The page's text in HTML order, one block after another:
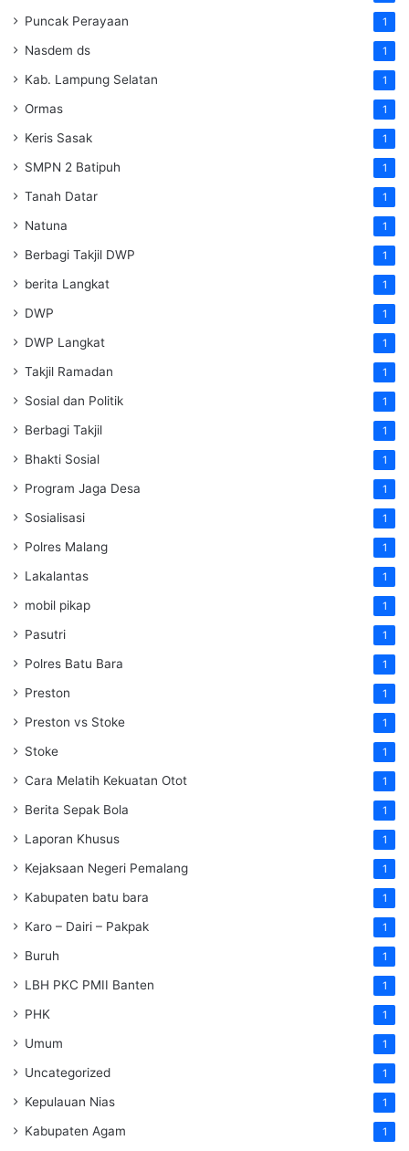
Puncak Perayaan 1
Nasdem ds 1
Kab. Lampung Selatan 1
Ormas 1
Keris Sasak 1
SMPN 2 Batipuh 1
Tanah Datar 1
Natuna 1
Berbagi Takjil DWP 1
berita Langkat 1
DWP 1
DWP Langkat 1
Takjil Ramadan 1
Sosial dan Politik 1
Berbagi Takjil 1
Bhakti Sosial 1
Program Jaga Desa 1
Sosialisasi 1
Polres Malang 1
Lakalantas 1
mobil pikap 1
Pasutri 1
Polres Batu Bara 1
Preston 1
Preston vs Stoke 1
Stoke 1
Cara Melatih Kekuatan Otot 1
Berita Sepak Bola 1
Laporan Khusus 1
Kejaksaan Negeri Pemalang 1
Kabupaten batu bara 1
Karo – Dairi – Pakpak 1
Buruh 1
LBH PKC PMII Banten 1
PHK 1
Umum 1
Uncategorized 1
Kepulauan Nias 1
Kabupaten Agam 1